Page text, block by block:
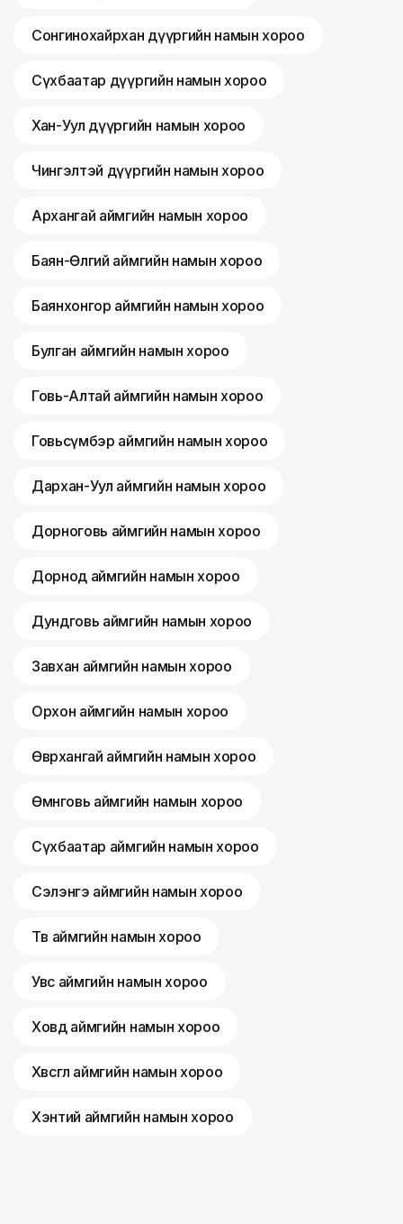
Сонгинохайрхан дүүргийн намын хороо
Сүхбаатар дүүргийн намын хороо
Хан-Уул дүүргийн намын хороо
Чингэлтэй дүүргийн намын хороо
Архангай аймгийн намын хороо
Баян-Өлгий аймгийн намын хороо
Баянхонгор аймгийн намын хороо
Булган аймгийн намын хороо
Говь-Алтай аймгийн намын хороо
Говьсүмбэр аймгийн намын хороо
Дархан-Уул аймгийн намын хороо
Дорноговь аймгийн намын хороо
Дорнод аймгийн намын хороо
Дундговь аймгийн намын хороо
Завхан аймгийн намын хороо
Орхон аймгийн намын хороо
Өвөрхангай аймгийн намын хороо
Өмнөговь аймгийн намын хороо
Сүхбаатар аймгийн намын хороо
Сэлэнгэ аймгийн намын хороо
Төв аймгийн намын хороо
Увс аймгийн намын хороо
Ховд аймгийн намын хороо
Хөвсгөл аймгийн намын хороо
Хэнтий аймгийн намын хороо